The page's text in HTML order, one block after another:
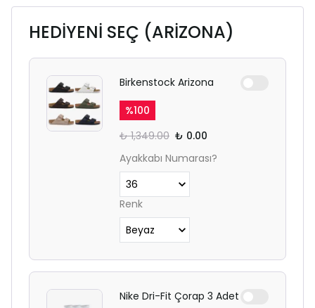
HEDİYENİ SEÇ (ARİZONA)
Birkenstock Arizona
%100
₺ 1,349.00 ₺ 0.00
Ayakkabı Numarası?
Renk
Nike Dri-Fit Çorap 3 Adet